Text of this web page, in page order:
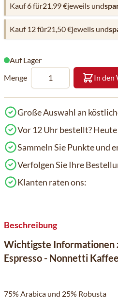
Kauf 6 für21,99 €jeweils und
Kauf 12 für21,50 €jeweils und
Auf Lager
Menge
In den
Große Auswahl an
Vor 12 Uhr bestellt?
Sammeln Sie Punkte und
Verfolgen Sie Ihre
Klanten raten ons:
Beschreibung
Wichtigste Informationen
Espresso - Nonnetti
75% Arabica und 25% Robusta